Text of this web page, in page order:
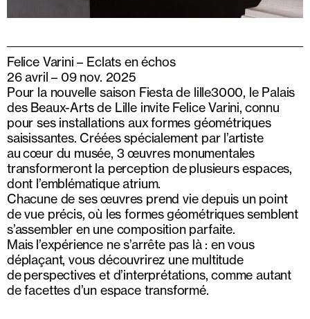
Felice Varini – Eclats en échos
26 avril – 09 nov. 2025
Pour la nouvelle saison Fiesta de lille3000, le Palais
des Beaux-Arts de Lille invite Felice Varini, connu
pour ses installations aux formes géométriques
saisissantes. Créées spécialement par l’artiste
au cœur du musée, 3 œuvres monumentales
transformeront la perception de plusieurs espaces,
dont l’emblématique atrium.
Chacune de ses œuvres prend vie depuis un point
de vue précis, où les formes géométriques semblent
s’assembler en une composition parfaite.
Mais l’expérience ne s’arrête pas là : en vous
déplaçant, vous découvrirez une multitude
de perspectives et d’interprétations, comme autant
de facettes d’un espace transformé.